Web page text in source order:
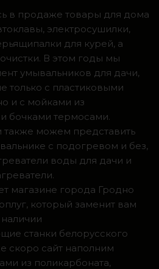
в продаже товары для дома
электросушилки,
для курей, а
В этом годы мы
умывальников для дачи,
только с пластиковыми
и с мойками из
бочками термосами.
можем представить
с подогревом и без,
воды для дачи и
магазине города Гродно
который заменит вам
станки белорусского
скоро сайт наполним
из поликарбоната,